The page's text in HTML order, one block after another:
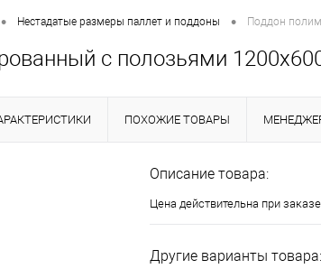
• Нестадатые размеры паллет и поддоны • Поддон
с полозьями
ПОХОЖИЕ ТОВАРЫ
Описание товара:
Цена действительна при
Другие варианты товара: